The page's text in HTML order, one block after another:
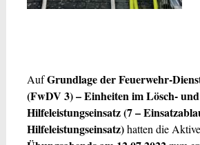
AufGrundlage der Feuerwehr-
(FwDV 3) – Einheiten im Lösch- und
Hilfeleistungseinsatz (7 –
Hilfeleistungseinsatz)hatten die